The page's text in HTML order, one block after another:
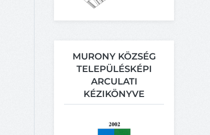
MURONY KÖZSÉG
TELEPÜLÉSKÉPI
ARCULATI
KÉZIKÖNYVE